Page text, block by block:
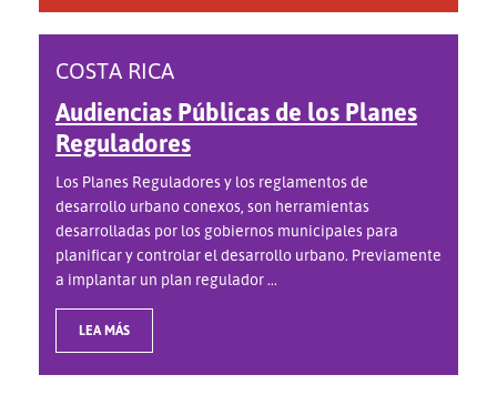
COSTA RICA
Audiencias Públicas de los Planes
Reguladores
Los Planes Reguladores y los reglamentos de
desarrollo urbano conexos, son herramientas
desarrolladas por los gobiernos municipales para
planificar y controlar el desarrollo urbano. Previamente
a implantar un plan regulador ...
LEA MÁS